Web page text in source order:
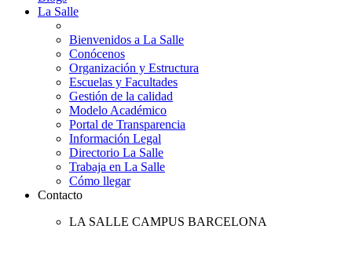
La Salle
Bienvenidos a La Salle
Conócenos
Organización y Estructura
Escuelas y Facultades
Gestión de la calidad
Modelo Académico
Portal de Transparencia
Información Legal
Directorio La Salle
Trabaja en La Salle
Cómo llegar
Contacto
LA SALLE CAMPUS BARCELONA